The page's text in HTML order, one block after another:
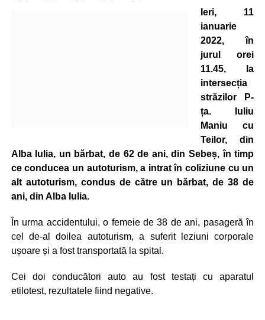
Ieri, 11
ianuarie
2022, în
jurul orei
11.45, la
intersecția
străzilor P-
ța. Iuliu
Maniu cu
Teilor, din
Alba Iulia, un bărbat, de 62 de ani, din Sebeș, în timp
ce conducea un autoturism, a intrat în coliziune cu un
alt autoturism, condus de către un bărbat, de 38 de
ani, din Alba Iulia.
În urma accidentului, o femeie de 38 de ani, pasageră în
cel de-al doilea autoturism, a suferit leziuni corporale
ușoare și a fost transportată la spital.
Cei doi conducători auto au fost testați cu aparatul
etilotest, rezultatele fiind negative.